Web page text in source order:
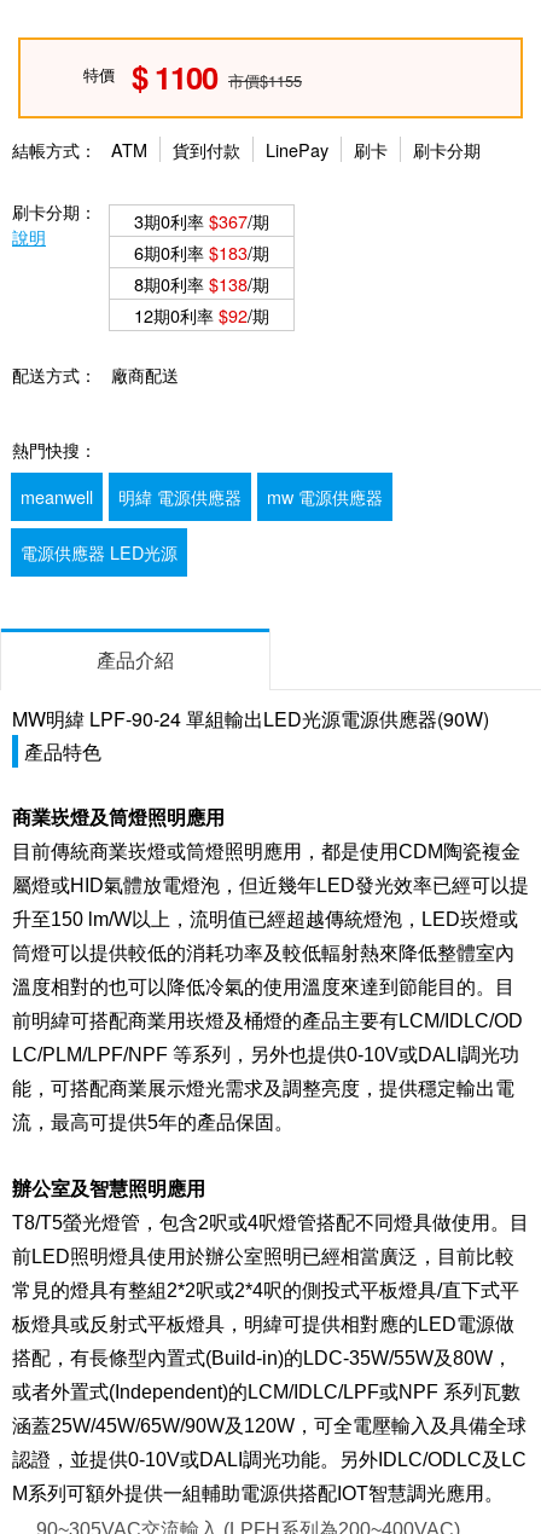
特價 1100 市價$1155
結帳方式： ATM 貨到付款 LinePay 刷卡 刷卡分期
刷卡分期：
說明
3期0利率$367/期
6期0利率$183/期
8期0利率$138/期
12期0利率$92/期
配送方式： 廠商配送
熱門快搜：
meanwell
明緯 電源供應器 mw 電源供應器
電源供應器 LED光源
產品介紹
MW明緯 LPF-90-24 單組輸出LED光源電源供應器(90W)
產品特色
商業崁燈及筒燈照明應用
目前傳統商業崁燈或筒燈照明應用，都是使用CDM陶瓷複金
屬燈或HID氣體放電燈泡，但近幾年LED發光效率已經可以提
升至150 lm/W以上，流明值已經超越傳統燈泡，LED崁燈或
筒燈可以提供較低的消耗功率及較低輻射熱來降低整體室內
溫度相對的也可以降低冷氣的使用溫度來達到節能目的。目
前明緯可搭配商業用崁燈及桶燈的產品主要有LCM/IDLC/OD
LC/PLM/LPF/NPF 等系列，另外也提供0-10V或DALI調光功
能，可搭配商業展示燈光需求及調整亮度，提供穩定輸出電
流，最高可提供5年的產品保固。
辦公室及智慧照明應用
T8/T5螢光燈管，包含2呎或4呎燈管搭配不同燈具做使用。目
前LED照明燈具使用於辦公室照明已經相當廣泛，目前比較
常見的燈具有整組2*2呎或2*4呎的側投式平板燈具/直下式平
板燈具或反射式平板燈具，明緯可提供相對應的LED電源做
搭配，有長條型內置式(Build-in)的LDC-35W/55W及80W，
或者外置式(Independent)的LCM/IDLC/LPF或NPF 系列瓦數
涵蓋25W/45W/65W/90W及120W，可全電壓輸入及具備全球
認證，並提供0-10V或DALI調光功能。另外IDLC/ODLC及LC
M系列可額外提供一組輔助電源供搭配IOT智慧調光應用。
90~305VAC交流輸入 (LPFH系列為200~400VAC),